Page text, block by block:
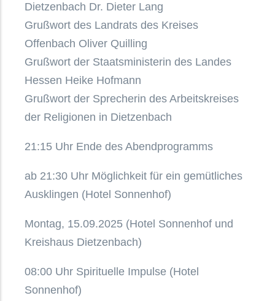
Dietzenbach Dr. Dieter Lang
Grußwort des Landrats des Kreises
Offenbach Oliver Quilling
Grußwort der Staatsministerin des Landes
Hessen Heike Hofmann
Grußwort der Sprecherin des Arbeitskreises
der Religionen in Dietzenbach
21:15 Uhr Ende des Abendprogramms
ab 21:30 Uhr Möglichkeit für ein gemütliches
Ausklingen (Hotel Sonnenhof)
Montag, 15.09.2025 (Hotel Sonnenhof und
Kreishaus Dietzenbach)
08:00 Uhr Spirituelle Impulse (Hotel
Sonnenhof)